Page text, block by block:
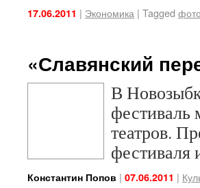
17.06.2011 | Экономика | Tagged
«Славянский
В
фестиваль
театров.
фестиваля
Константин Попов | 07.06.2011 |